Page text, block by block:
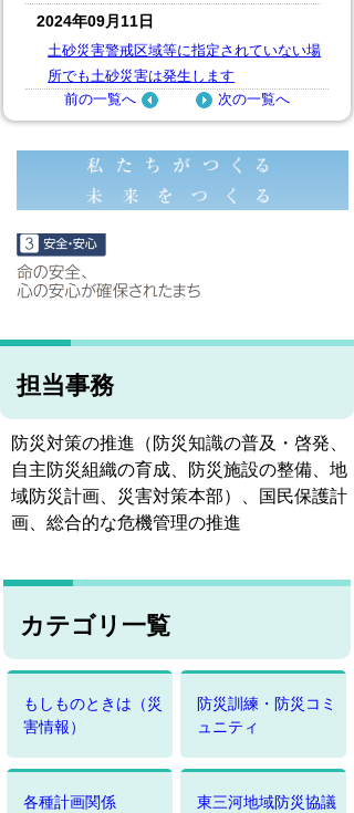
2024年09月11日
土砂災害警戒区域等に指定されていない場
所でも土砂災害は発生します
前の一覧へ
次の一覧へ
担当事務
防災対策の推進（防災知識の普及・啓発、
自主防災組織の育成、防災施設の整備、地
域防災計画、災害対策本部）、国民保護計
画、総合的な危機管理の推進
カテゴリ一覧
もしものときは（災
害情報）
防災訓練・防災コミ
ュニティ
各種計画関係
東三河地域防災協議